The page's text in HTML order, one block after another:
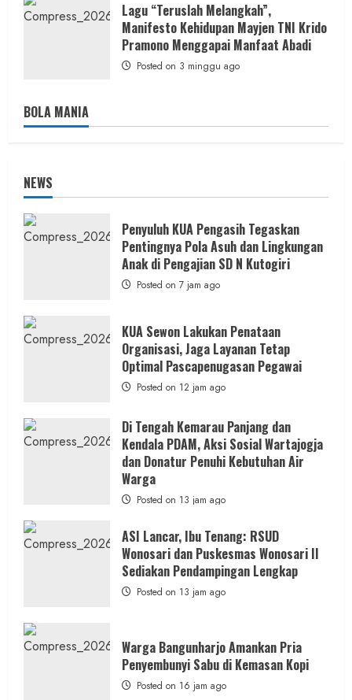
Lagu “Teruslah Melangkah”,
Manifesto Kehidupan Mayjen TNI Krido
Pramono Menggapai Manfaat Abadi
Posted on 3 minggu ago
BOLA MANIA
NEWS
Penyuluh KUA Pengasih Tegaskan
Pentingnya Pola Asuh dan Lingkungan
Anak di Pengajian SD N Kutogiri
Posted on 7 jam ago
KUA Sewon Lakukan Penataan
Organisasi, Jaga Layanan Tetap
Optimal Pascapenugasan Pegawai
Posted on 12 jam ago
Di Tengah Kemarau Panjang dan
Kendala PDAM, Aksi Sosial Wartajogja
dan Donatur Penuhi Kebutuhan Air
Warga
Posted on 13 jam ago
ASI Lancar, Ibu Tenang: RSUD
Wonosari dan Puskesmas Wonosari II
Sediakan Pendampingan Lengkap
Posted on 13 jam ago
Warga Bangunharjo Amankan Pria
Penyembunyi Sabu di Kemasan Kopi
Posted on 16 jam ago